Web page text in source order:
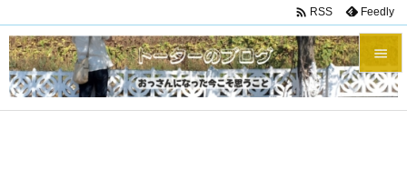


メニュ
 RSS Feedly